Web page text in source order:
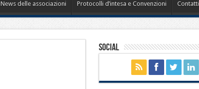
News delle associazioni Protocolli d’intesa e Convenzioni Contatti
Social